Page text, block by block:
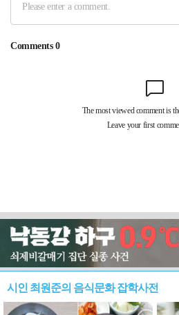
시인 최원준의 음식문화 잡학사전